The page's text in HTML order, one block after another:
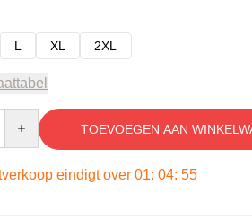
L XL 2XL
TOEVOEGEN AAN
eindigt over 01: 04: 54